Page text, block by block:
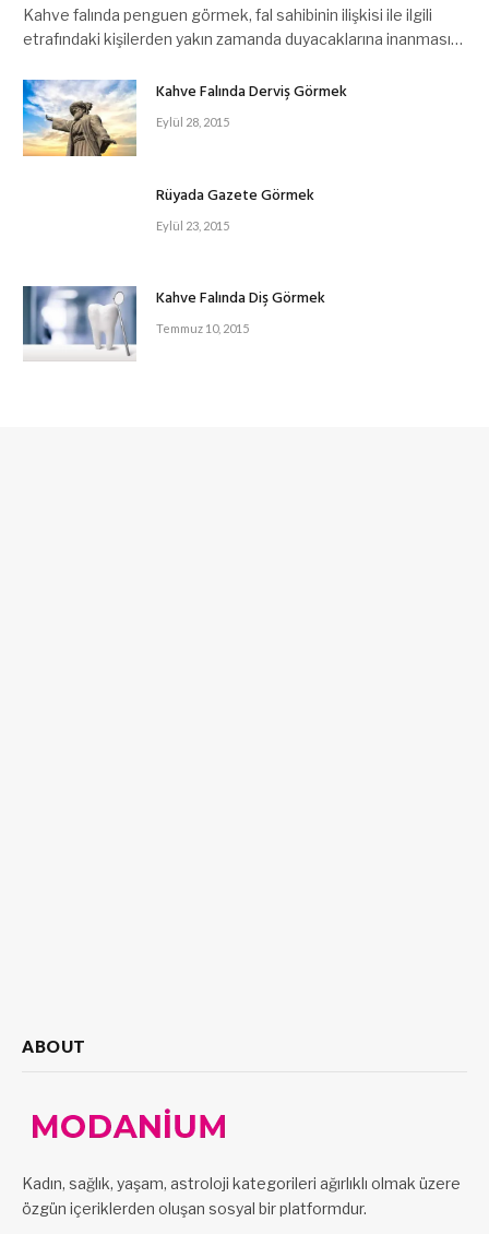
Kahve falında penguen görmek, fal sahibinin ilişkisi ile ilgili
etrafındaki kişilerden yakın zamanda duyacaklarına inanması…
Kahve Falında Derviş Görmek
Eylül 28, 2015
Rüyada Gazete Görmek
Eylül 23, 2015
Kahve Falında Diş Görmek
Temmuz 10, 2015
ABOUT
Kadın, sağlık, yaşam, astroloji kategorileri ağırlıklı olmak üzere
özgün içeriklerden oluşan sosyal bir platformdur.